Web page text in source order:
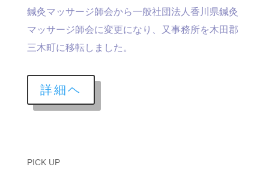
鍼灸マッサージ師会から一般社団法人香川県鍼灸
マッサージ師会に変更になり、又事務所を木田郡
三木町に移転しました。
詳細ヘ
PICK UP